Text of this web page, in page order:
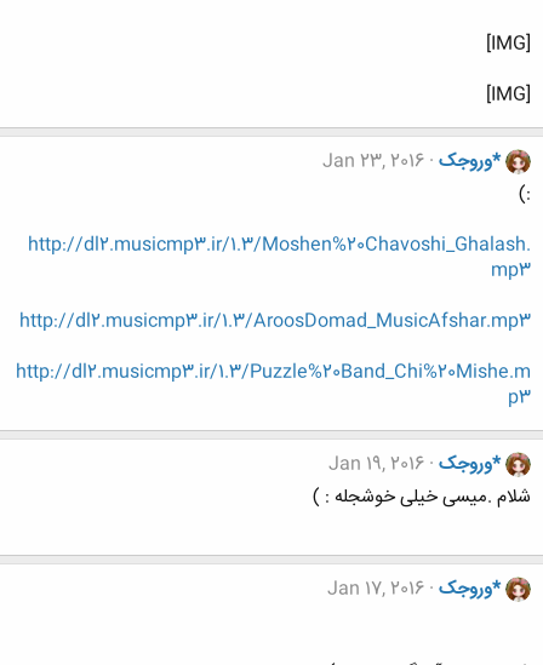
[IMG]
[IMG]
*وروجک Jan 23, 2016
:)
http://dl2.musicmp3.ir/1.3/Moshen%20Chavoshi_Ghalash.
mp3
http://dl2.musicmp3.ir/1.3/AroosDomad_MusicAfshar.mp3
http://dl2.musicmp3.ir/1.3/Puzzle%20Band_Chi%20Mishe.m
p3
*وروجک Jan 19, 2016
شلام .میسی خیلی خوشجله : )
*وروجک Jan 17, 2016